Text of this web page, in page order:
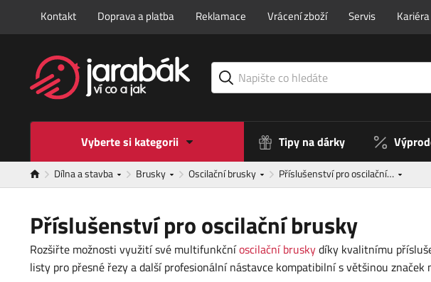
Kontakt Doprava a platba Reklamace Vrácení zboží Servis Kariéra
Vyberte si kategorii Tipy na dárky
Dílna a stavba Brusky Oscilační brusky Příslušenství pro oscilační…
Příslušenství pro oscilační brusky
Rozšiřte možnosti využití své multifunkčníoscilační bruskydíky kvalitnímu
listy pro přesné řezy a další profesionální nástavce kompatibilní s většinou